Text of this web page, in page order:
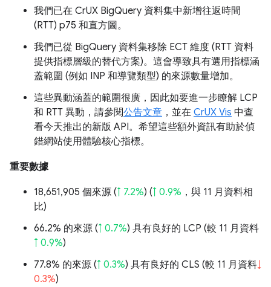
我們已在 CrUX BigQuery 資料集中新增往返時間
(RTT) p75 和直方圖。
我們已從 BigQuery 資料集移除 ECT 維度 (RTT 資料
提供指標層級的替代方案)。這會導致具有選用指標涵
蓋範圍 (例如 INP 和導覽類型) 的來源數量增加。
這些異動涵蓋的範圍很廣，因此如要進一步瞭解 LCP
和 RTT 異動，請參閱公告文章 ，並在 CrUX Vis 中查
看今天推出的新版 API。希望這些額外資訊有助於偵
錯網站使用體驗核心指標。
重要數據
18,651,905 個來源 (↑ 7.2%) (↑ 0.9% ，與 11 月資料相
比)
66.2% 的來源 (↑ 0.7%) 具有良好的 LCP (較 11 月資料
↑ 0.9%)
77.8% 的來源 (↑ 0.3%) 具有良好的 CLS (較 11 月資料↓
0.3%)